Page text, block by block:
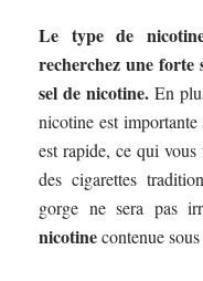
Le type de
recherchez une forte
sel de nicotine. En
nicotine est
est rapide, ce qui
des cigarettes
gorge ne sera pas
nicotinecontenue